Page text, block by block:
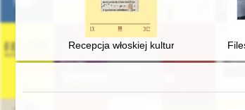
Recepcja włoskiej kultury